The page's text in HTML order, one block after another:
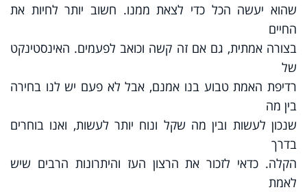
שהוא יעשה הכל כדי לצאת ממנו. חשוב יותר לחיות את
החיים
בצורה אמתית, גם אם זה קשה וכואב לפעמים. האינסטינקט
של
רדיפת האמת טבוע בנו אמנם, אבל לא פעם יש לנו בחירה
בין מה
שנכון לעשות ובין מה שקל ונוח יותר לעשות, ואנו בוחרים
בדרך
הקלה. כדאי לזכור את הרצון העז והיתרונות הרבים שיש
לאמת